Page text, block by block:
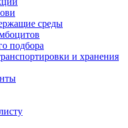
среды
подбора
и хранения